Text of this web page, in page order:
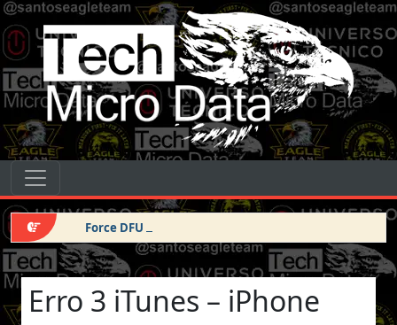
Pular para o conteúdo
Tech Micro Data
Pular para o conteúdo
Navegação principal
Force DFU iPhone 14 Pro Max
Erro 3 iTunes – iPhone